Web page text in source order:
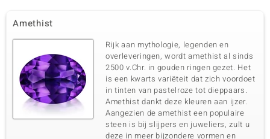
Amethist
Rijk aan mythologie, legenden en
overleveringen, wordt amethist al sinds
2500 v.Chr. in gouden ringen gezet. Het
is een kwarts variëteit dat zich voordoet
in tinten van pastelroze tot dieppaars.
Amethist dankt deze kleuren aan ijzer.
Aangezien de amethist een populaire
steen is bij slijpers en juweliers, zult u
deze in meer bijzondere vormen en